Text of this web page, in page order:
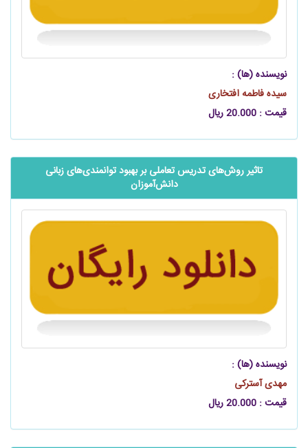
نویسنده (ها) :
سیده فاطمه افتخاری
قیمت : 20.000 ریال
تاثیر روش‌‌‌های تدریس تعاملی بر بهبود توانمندی‌‌‌های زبانی
‌‌دانش‌آموزان
نویسنده (ها) :
مهدی آسترکی
قیمت : 20.000 ریال